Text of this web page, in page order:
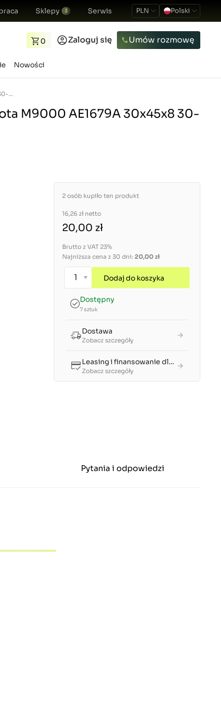
Sklepy 3 Serwis PLN Polski
0 Zaloguj się Umów rozmowę
Nowości
Uszczelniacz Kubota M9000 AE1679A 30x45x8 30-40-8
M9000 AE1679A 30x45x8 30-
2 osób kupiło ten produkt
16,26 zł netto
20,00 zł
Brutto z VAT 23%
Najniższa cena z 30 dni: 20,00 zł
Dodaj do koszyka
Dostępny
7 sztuk
Dostawa
Zobacz szczegóły
Leasing i finansowanie dla firm
Zobacz szczegóły
Pytania i odpowiedzi